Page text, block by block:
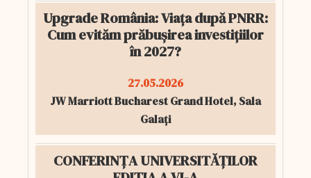
Upgrade România: Viața după PNRR:
Cum evităm prăbușirea investițiilor
în 2027?
27.05.2026
JW Marriott Bucharest Grand Hotel, Sala
Galați
CONFERINȚA UNIVERSITĂȚILOR